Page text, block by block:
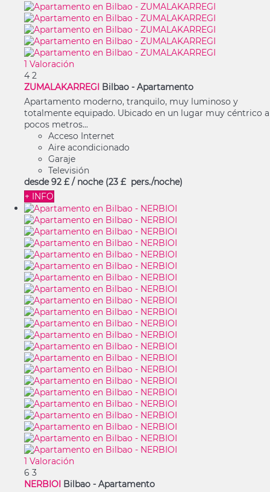
1 Valoración
4 2
ZUMALAKARREGI Bilbao - Apartamento
Apartamento moderno, tranquilo, muy luminoso y
totalmente equipado. Ubicado en un lugar muy céntrico a
pocos metros...
Acceso Internet
Aire acondicionado
Garaje
Televisión
desde 92 £ / noche (23 £ pers./noche)
+ INFO
1 Valoración
6 3
NERBIOI Bilbao - Apartamento